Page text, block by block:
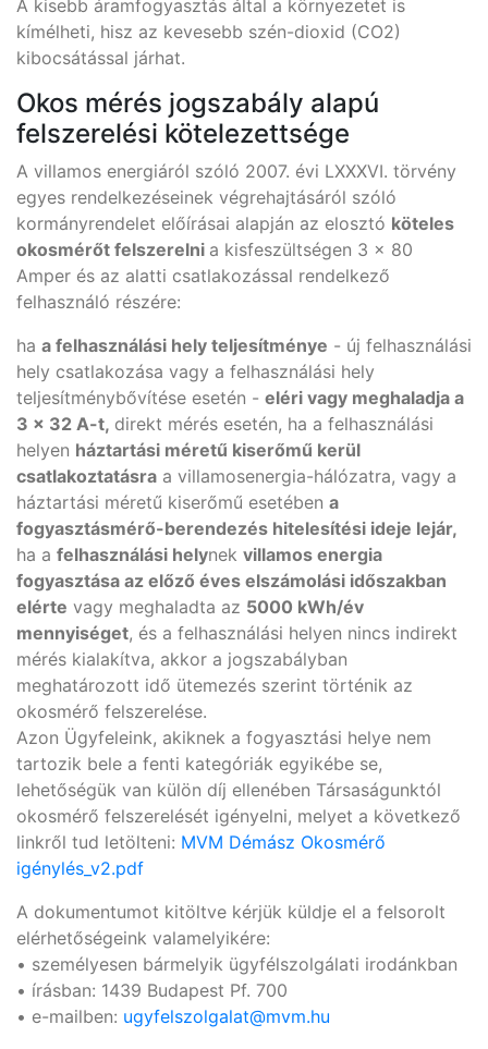
A kisebb áramfogyasztás által a környezetet is
kímélheti, hisz az kevesebb szén-dioxid (CO2)
kibocsátással járhat.
Okos mérés jogszabály alapú
felszerelési kötelezettsége
A villamos energiáról szóló 2007. évi LXXXVI. törvény
egyes rendelkezéseinek végrehajtásáról szóló
kormányrendelet előírásai alapján az elosztó köteles
okosmérőt felszerelni a kisfeszültségen 3 × 80
Amper és az alatti csatlakozással rendelkező
felhasználó részére:
ha a felhasználási hely teljesítménye - új felhasználási
hely csatlakozása vagy a felhasználási hely
teljesítménybővítése esetén - eléri vagy meghaladja a
3 × 32 A-t, direkt mérés esetén, ha a felhasználási
helyen háztartási méretű kiserőmű kerül
csatlakoztatásra a villamosenergia-hálózatra, vagy a
háztartási méretű kiserőmű esetében a
fogyasztásmérő-berendezés hitelesítési ideje lejár,
ha a felhasználási helynek villamos energia
fogyasztása az előző éves elszámolási időszakban
elérte vagy meghaladta az 5000 kWh/év
mennyiséget, és a felhasználási helyen nincs indirekt
mérés kialakítva, akkor a jogszabályban
meghatározott idő ütemezés szerint történik az
okosmérő felszerelése.
Azon Ügyfeleink, akiknek a fogyasztási helye nem
tartozik bele a fenti kategóriák egyikébe se,
lehetőségük van külön díj ellenében Társaságunktól
okosmérő felszerelését igényelni, melyet a következő
linkről tud letölteni: MVM Démász Okosmérő
igénylés_v2.pdf
A dokumentumot kitöltve kérjük küldje el a felsorolt
elérhetőségeink valamelyikére:
• személyesen bármelyik ügyfélszolgálati irodánkban
• írásban: 1439 Budapest Pf. 700
• e-mailben: ugyfelszolgalat@mvm.hu